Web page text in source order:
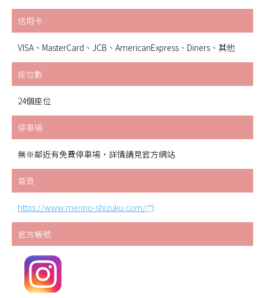
信用卡
VISA、MasterCard、JCB、AmericanExpress、Diners、其他
座位數
24個座位
停車場
無※鄰近有免費停車場，詳情請見官方網站
首頁
https://www.menno-shizuku.com/
官方帳號